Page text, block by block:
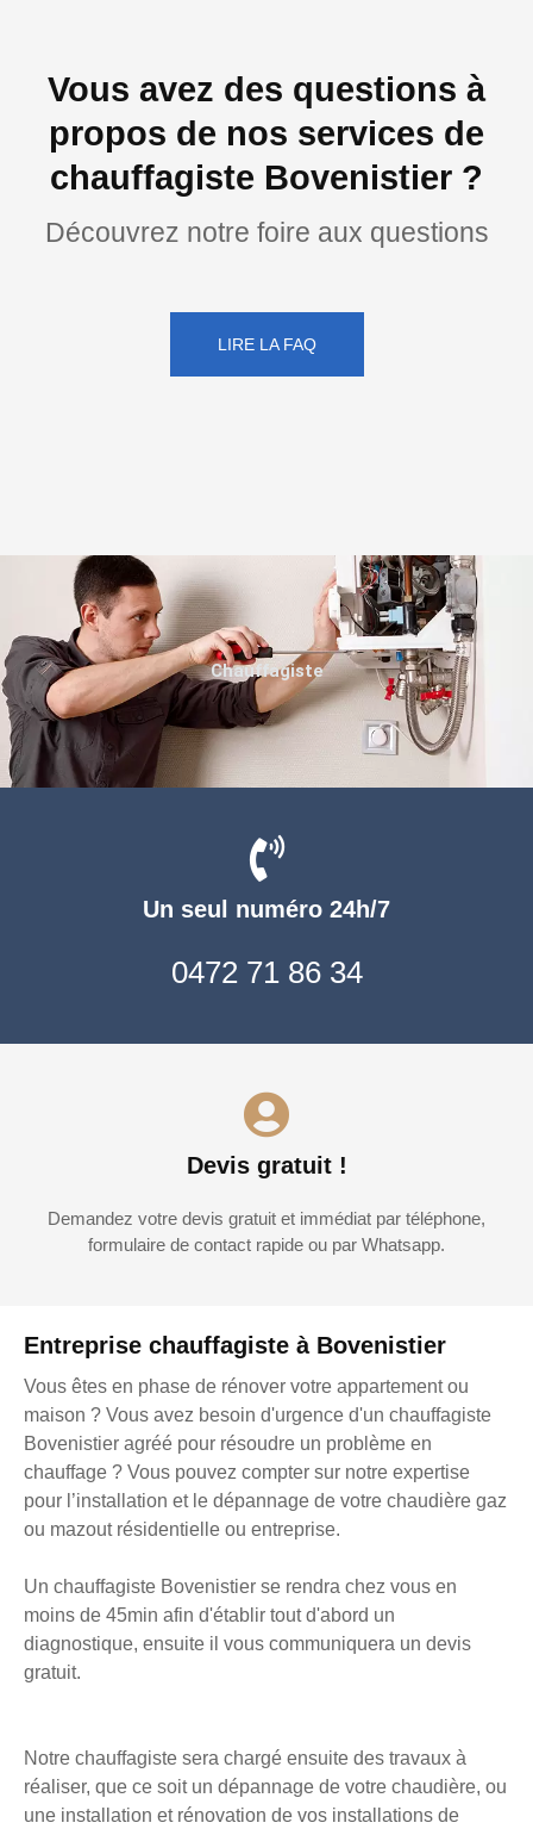
Vous avez des questions à
propos de nos services de
chauffagiste Bovenistier ?
Découvrez notre foire aux questions
LIRE LA FAQ
Entreprise chauffagiste à Bovenistier
Vous êtes en phase de rénover votre appartement ou
maison ? Vous avez besoin d'urgence d'un chauffagiste
Bovenistier agréé pour résoudre un problème en
chauffage ? Vous pouvez compter sur notre expertise
pour l’installation et le dépannage de votre chaudière gaz
ou mazout résidentielle ou entreprise.
Un chauffagiste Bovenistier se rendra chez vous en
moins de 45min afin d'établir tout d'abord un
diagnostique, ensuite il vous communiquera un devis
gratuit.
Notre chauffagiste sera chargé ensuite des travaux à
réaliser, que ce soit un dépannage de votre chaudière, ou
une installation et rénovation de vos installations de
Un seul numéro 24h/7
0472 71 86 34
Devis gratuit !
Demandez votre devis gratuit et immédiat par téléphone,
formulaire de contact rapide ou par Whatsapp.
Chauffagiste